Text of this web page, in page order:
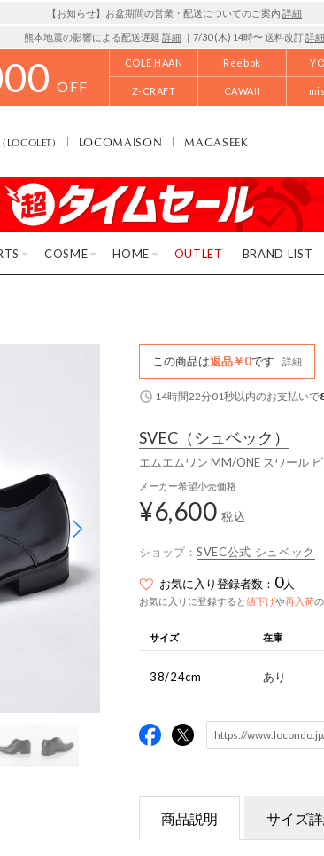
【お知らせ】お盆期間の営業・配送についてのご案内 詳細
熊本地震の影響による配送遅延 詳細 ｜7/30 (木) 14時〜 送料改訂詳細
OFF
COLE HAAN Reebok
Z-CRAFT CAWAII
(LOCOLET) LOCOMAISON MAGASEEK
COSME HOME OUTLET BRAND LIST
この商品は返品￥0です 詳細
14時間22分00秒以内のお支払いで
SVEC （シュベック）
エムエムワン MM/ONE スワール
メーカー希望小売価格
¥6,600 税込
ショップ： SVEC公式 シュベック
お気に入り登録者数： 0人
お気に入りに登録すると値下げや再入荷
サイズ 在庫
38/24cm あり
商品説明 サイズ